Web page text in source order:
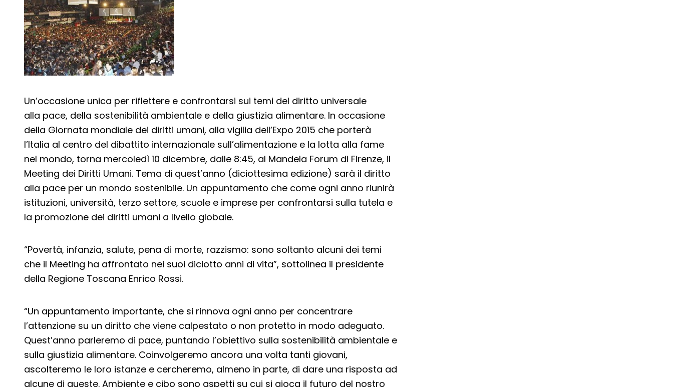
Un’occasione unica per riflettere e confrontarsi sui temi del diritto universale
alla pace, della sostenibilità ambientale e della giustizia alimentare. In occasione
della Giornata mondiale dei diritti umani, alla vigilia dell’Expo 2015 che porterà
l’Italia al centro del dibattito internazionale sull’alimentazione e la lotta alla fame
nel mondo, torna mercoledì 10 dicembre, dalle 8:45, al Mandela Forum di Firenze, il
Meeting dei Diritti Umani. Tema di quest’anno (diciottesima edizione) sarà il diritto
alla pace per un mondo sostenibile. Un appuntamento che come ogni anno riunirà
istituzioni, università, terzo settore, scuole e imprese per confrontarsi sulla tutela e
la promozione dei diritti umani a livello globale.
“Povertà, infanzia, salute, pena di morte, razzismo: sono soltanto alcuni dei temi
che il Meeting ha affrontato nei suoi diciotto anni di vita”, sottolinea il presidente
della Regione Toscana Enrico Rossi.
“Un appuntamento importante, che si rinnova ogni anno per concentrare
l’attenzione su un diritto che viene calpestato o non protetto in modo adeguato.
Quest’anno parleremo di pace, puntando l’obiettivo sulla sostenibilità ambientale e
sulla giustizia alimentare. Coinvolgeremo ancora una volta tanti giovani,
ascolteremo le loro istanze e cercheremo, almeno in parte, di dare una risposta ad
alcune di queste. Ambiente e cibo sono aspetti su cui si gioca il futuro del nostro